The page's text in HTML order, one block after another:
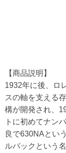
【商品説明】
1932年に後、ロ
スの軸を支える
構が開発され、
トに初めてナン
良で630NAとい
ルバックという